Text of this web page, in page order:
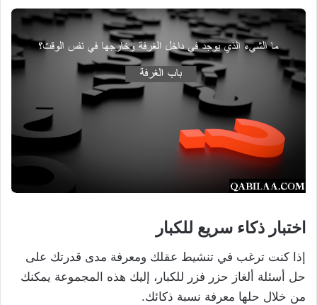
اختبار ذكاء سريع للكبار
إذا كنت ترغب في تنشيط عقلك ومعرفة مدى قدرتك على
حل أسئلة ألغاز حزر فزر للكبار، إليك هذه المجموعة يمكنك
من خلال حلها معرفة نسبة ذكائك.